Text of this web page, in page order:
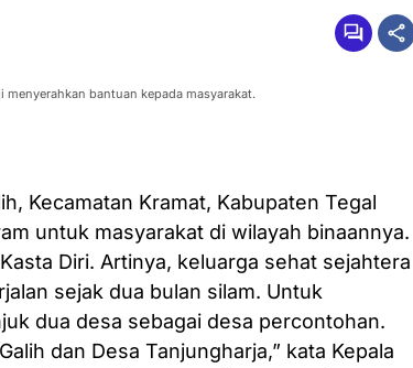
menyerahkan bantuan kepada masyarakat.
Kecamatan Kramat, Kabupaten Tegal
untuk masyarakat di wilayah binaannya.
Diri. Artinya, keluarga sehat sejahtera
sejak dua bulan silam. Untuk
dua desa sebagai desa percontohan.
dan Desa Tanjungharja,” kata Kepala